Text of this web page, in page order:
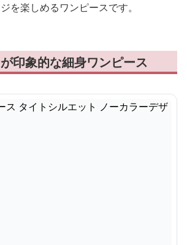
を楽しめるワンピースです。
印象的な細身ワンピース